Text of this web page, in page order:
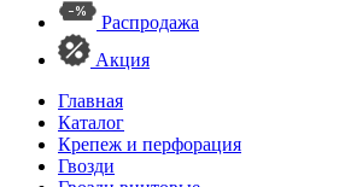
Распродажа
Акция
Главная
Каталог
Крепеж и перфорация
Гвозди